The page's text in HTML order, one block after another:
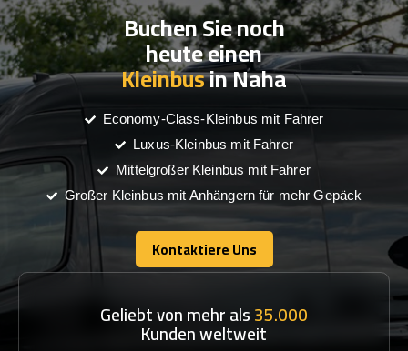
Buchen Sie noch
heute einen
Kleinbusin Naha
Economy-Class-Kleinbus mit Fahrer
Luxus-Kleinbus mit Fahrer
Mittelgroßer Kleinbus mit Fahrer
Großer Kleinbus mit Anhängern für mehr Gepäck
Kontaktiere Uns
Kontaktiere Uns
Geliebt von mehr als35.000
Kunden weltweit